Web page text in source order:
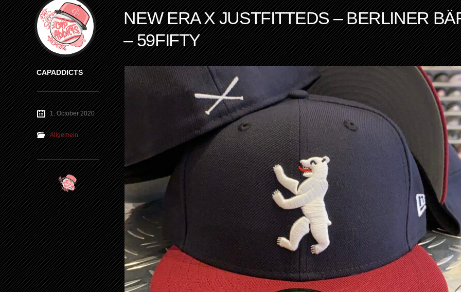
NEW ERA X JUSTFITTEDS – BERLINER
– 59FIFTY
CAPADDICTS
1. October 2020
Allgemein